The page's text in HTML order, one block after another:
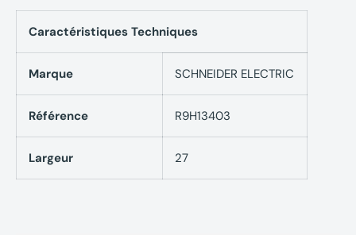
Caractéristiques Techniques
Marque SCHNEIDER ELECTRIC
Référence R9H13403
Largeur 27